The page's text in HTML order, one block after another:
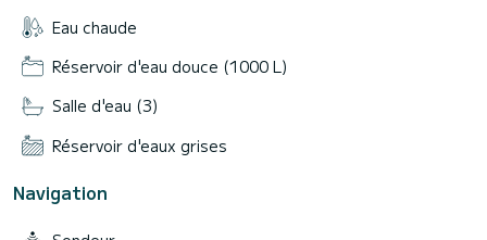
Eau chaude
Réservoir d'eau douce (1000 L)
Salle d'eau (3)
Réservoir d'eaux grises
Navigation